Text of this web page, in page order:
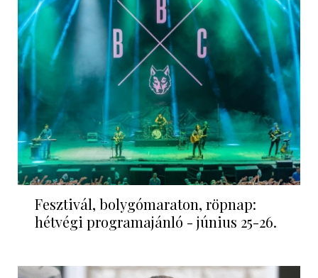
Fesztivál, bolygómaraton, röpnap:
hétvégi programajánló - június 25-26.